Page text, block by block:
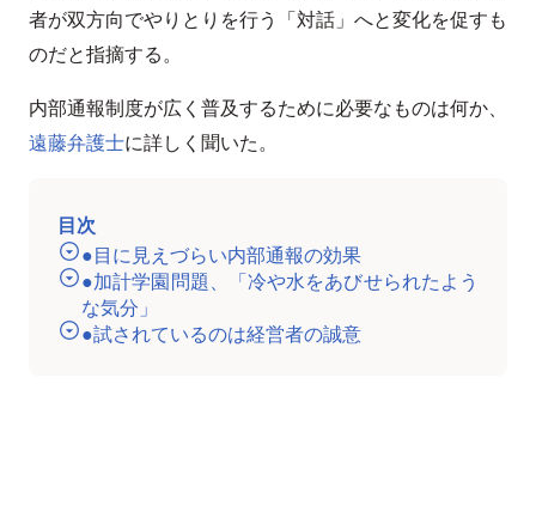
者が双方向でやりとりを行う「対話」へと変化を促すも
のだと指摘する。
内部通報制度が広く普及するために必要なものは何か、
遠藤弁護士に詳しく聞いた。
目次
●目に見えづらい内部通報の効果
●加計学園問題、「冷や水をあびせられたよう
な気分」
●試されているのは経営者の誠意